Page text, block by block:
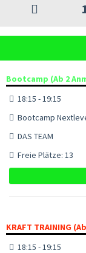
Bootcamp (Ab 2
18:15 - 19:15
Bootcamp
DAS TEAM
Freie Plätze: 13
KRAFT TRAINING
18:15 - 19:15